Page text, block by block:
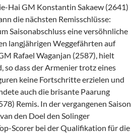
Hai GM Konstantin Sakaew (2641)
die nächsten Remisschlüsse:
Saisonabschluss eine versöhnliche
langjährigen Weggefährten auf
Rafael Waganjan (2587), hielt
dass der Armenier trotz eines
keine Fortschritte erzielen und
auch die brisante Paarung
Remis. In der vergangenen Saison
den Doel den Solinger
Scorer bei der Qualifikation für die